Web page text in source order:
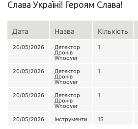
Слава Україні! Героям Слава!
Дата Назва Кількість
20/05/2026 Детектор
Дронів
Whoover
1
20/05/2026 Детектор
Дронів
Whoover
1
20/05/2026 Детектор
Дронів
Whoover
1
20/05/2026 Інструменти 13